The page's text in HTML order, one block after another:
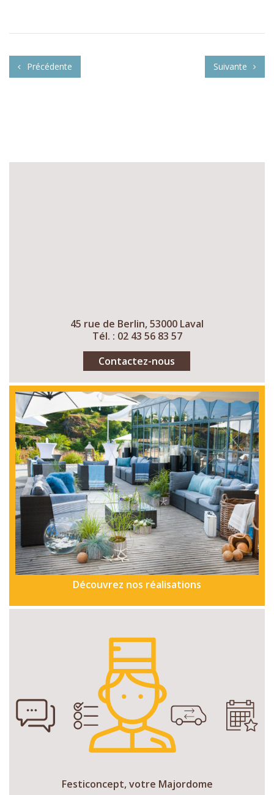
Précédente Suivante
45 rue de Berlin, 53000 Laval
Tél. : 02 43 56 83 57
Contactez-nous
Découvrez nos réalisations
Festiconcept, votre Majordome